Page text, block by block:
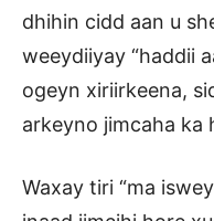
dhihin cidd aan u
weeydiiyay “haddii
ogeyn xiriirkeena,
arkeyno jimcaha ka
Waxay tiri “ma